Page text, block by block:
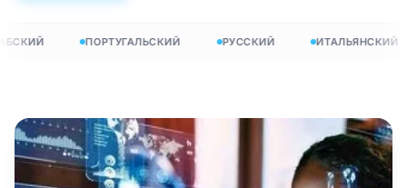
ПОРТУГАЛЬСКИЙ РУССКИЙ ИТАЛЬЯНСКИЙ